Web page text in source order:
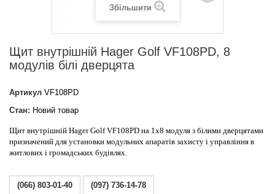
Збільшити
Щит внутрішній Hager Golf VF108PD, 8
модулів білі дверцята
Артикул VF108PD
Стан: Новий товар
Щит внутрішній Hager Golf VF108PD на 1х8 модуля з білими дверцятами
призначений для установки модульних апаратів захисту і управління в
житлових і громадських будівлях.
(066) 803-01-40 (097) 736-14-78